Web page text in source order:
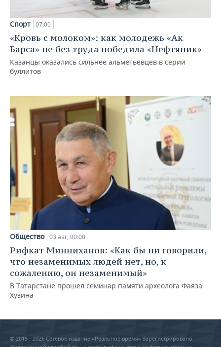
Спорт 07:00
«Кровь с молоком»: как молодежь «Ак
Барса» не без труда победила «Нефтяник»
Казанцы оказались сильнее альметьевцев в серии
буллитов
Общество 03 авг, 00:00
Рифкат Минниханов: «Как бы ни говорили,
что незаменимых людей нет, но, к
сожалению, он незаменимый»
В Татарстане прошел семинар памяти археолога Фаяза
Хузина
© 2015 - 2026 Сетевое издание «Реальное время» Зарегистрировано